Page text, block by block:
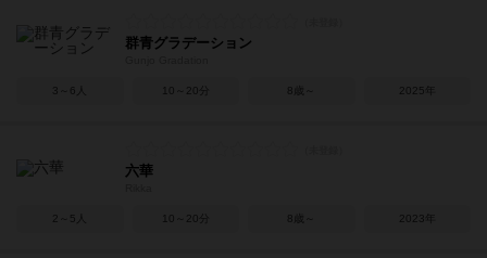
群青グラデーション
3～6人 10～20分 8歳～ 2025年
六華
2～5人 10～20分 8歳～ 2023年